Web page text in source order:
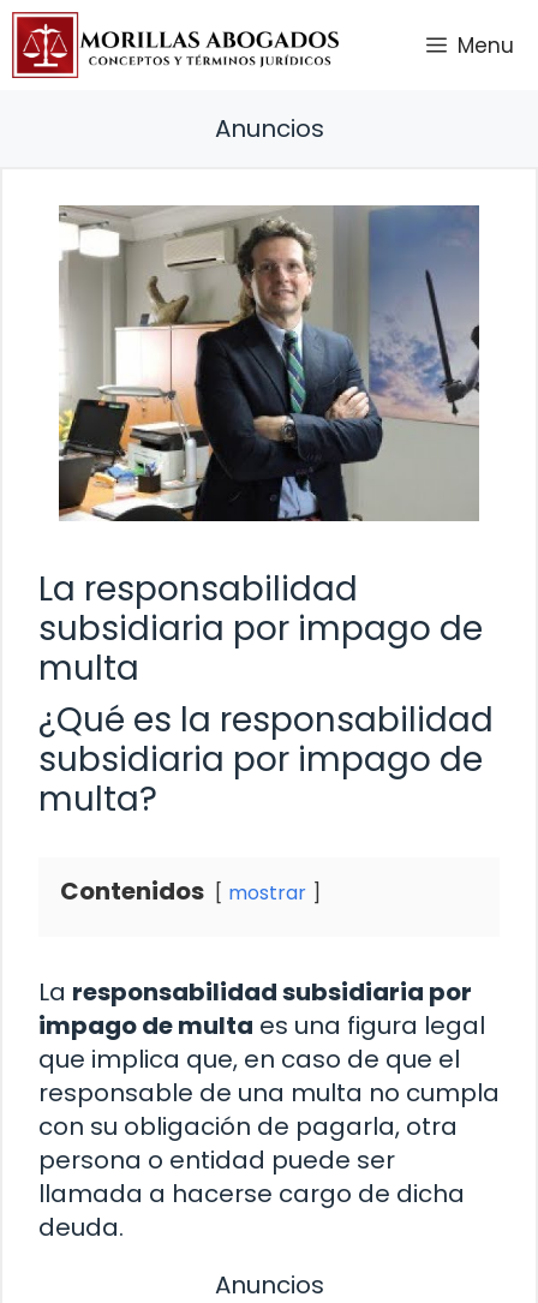
Saltar
contenido
Menu
Anuncios
La responsabilidad
subsidiaria por impago de
multa
¿Qué es la responsabilidad
subsidiaria por impago de
multa?
Contenidos mostrar
La responsabilidad subsidiaria por
impago de multa es una figura legal
que implica que, en caso de que el
responsable de una multa no cumpla
con su obligación de pagarla, otra
persona o entidad puede ser
llamada a hacerse cargo de dicha
deuda.
Anuncios